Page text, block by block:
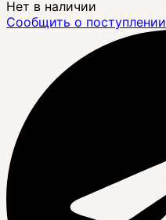
Нет в наличии
Сообщить о поступлении